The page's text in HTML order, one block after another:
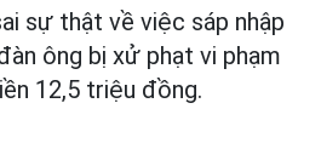
sự thật về việc sáp nhập
ông bị xử phạt vi phạm
12,5 triệu đồng.